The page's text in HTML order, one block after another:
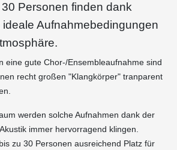
Personen finden dank
Aufnahmebedingungen
eine gute Chor-/Ensembleaufnahme sind
recht großen "Klangkörper" tranparent
werden solche Aufnahmen dank der
immer hervorragend klingen.
zu 30 Personen ausreichend Platz für